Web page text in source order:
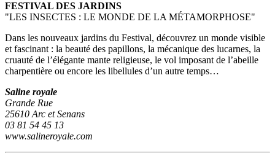
FESTIVAL DES JARDINS
"LES INSECTES : LE MONDE DE LA MÉTAMORPHOSE"
Dans les nouveaux jardins du Festival, découvrez un monde visible
et fascinant : la beauté des papillons, la mécanique des lucarnes, la
cruauté de l’élégante mante religieuse, le vol imposant de l’abeille
charpentière ou encore les libellules d’un autre temps…
Saline royale
Grande Rue
25610 Arc et Senans
03 81 54 45 13
www.salineroyale.com